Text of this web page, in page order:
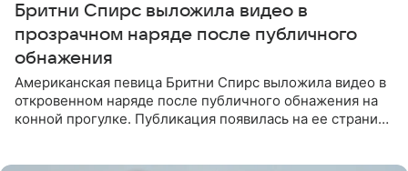
Бритни Спирс выложила видео в
прозрачном наряде после публичного
обнажения
Американская певица Бритни Спирс выложила видео в
откровенном наряде после публичного обнажения на
конной прогулке. Публикация появилась на ее странице